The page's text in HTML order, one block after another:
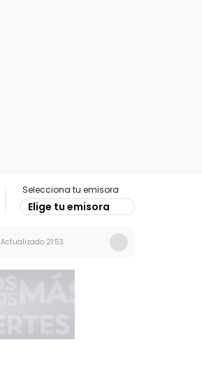
Selecciona tu emisora
Elige tu emisora
Actualizado 21:53